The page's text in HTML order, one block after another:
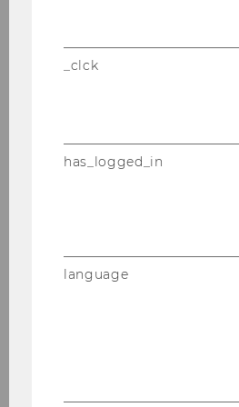
bei­ter/ wis­sen­schaft­li­che
ma­xi­ma­le Be­fris­tungs­dau­er
sieht. Be­wer­ber/innen, die
kräf­te an der WU
daher nur mehr für die auf
Wei­ters wei­sen wir
be­stel­lung von Per­so­nen,
le als wis­sen­schaft­li­cher
schaft­li­che Mit­ar­bei­te­rin
Not­wen­di­ge Kennt­nis­se
ab­ge­schlos­se­nes Stu­di­um
schafts­wis­sen­schaf­ten
Er­wünsch­te Kennt­nis­se
In­ter­es­se bzw. Er­fah­run­gen
_clck
has_logged_in
language